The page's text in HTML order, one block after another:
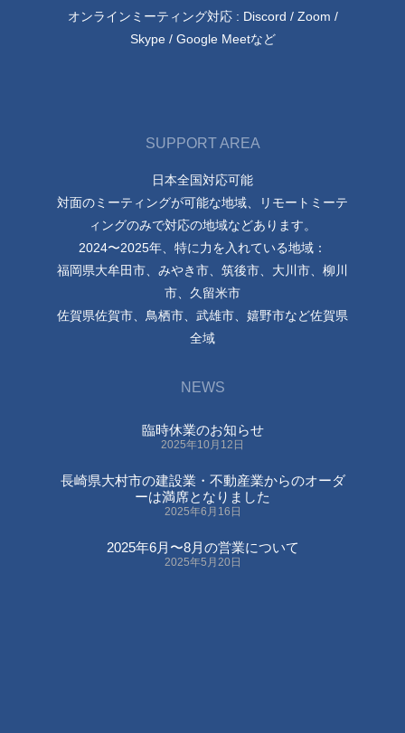
オンラインミーティング対応 : Discord / Zoom /
Skype / Google Meetなど
SUPPORT AREA
日本全国対応可能
対面のミーティングが可能な地域、リモートミーテ
ィングのみで対応の地域などあります。
2024〜2025年、特に力を入れている地域：
福岡県大牟田市、みやき市、筑後市、大川市、柳川
市、久留米市
佐賀県佐賀市、鳥栖市、武雄市、嬉野市など佐賀県
全域
NEWS
臨時休業のお知らせ
2025年10月12日
長崎県大村市の建設業・不動産業からのオーダ
ーは満席となりました
2025年6月16日
2025年6月〜8月の営業について
2025年5月20日